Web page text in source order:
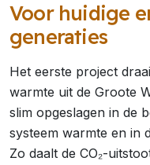
Voor huidige
generaties
Het eerste project
warmte uit de Groote
slim opgeslagen in de
systeem warmte en in
Zo daalt de CO₂-